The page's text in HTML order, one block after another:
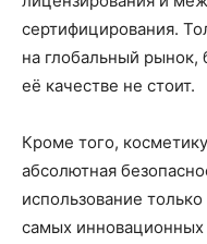
сертифицирования.
на глобальный рынок,
её качестве не стоит.
Кроме того,
абсолютная
использование
самых инновационных